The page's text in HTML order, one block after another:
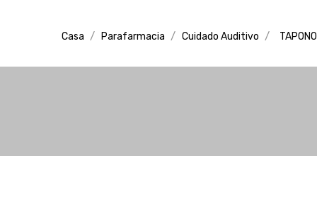
Casa Parafarmacia Cuidado Auditivo